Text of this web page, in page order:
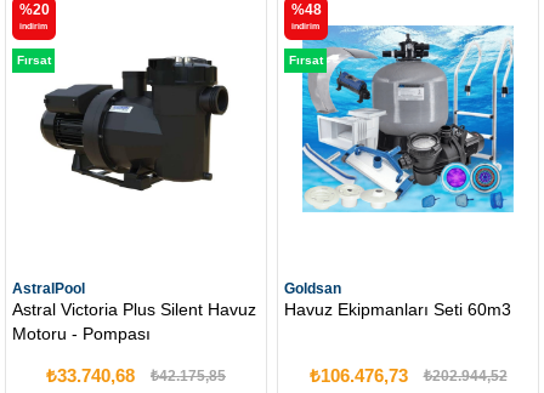
AstralPool
Astral Victoria Plus Silent Havuz
Motoru - Pompası
₺33.740,68 ₺42.175,85
%20
i̇ndirim
Fırsat
Goldsan
Havuz Ekipmanları Seti 60m3
₺106.476,73 ₺202.944,52
%48
i̇ndirim
Fırsat
Ürünü